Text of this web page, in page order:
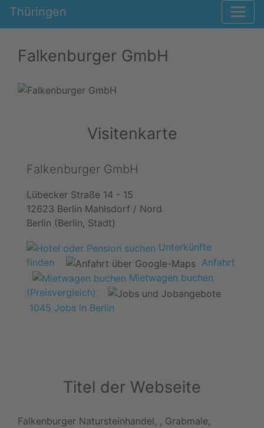
Thüringen
Falkenburger GmbH
Visitenkarte
Falkenburger GmbH
Lübecker Straße 14 - 15
12623 Berlin Mahlsdorf / Nord
Berlin (Berlin, Stadt)
Unterkünfte
finden
Anfahrt
Mietwagen buchen
(Preisvergleich)
1045 Jobs in Berlin
Titel der Webseite
Falkenburger Natursteinhandel, , Grabmale,